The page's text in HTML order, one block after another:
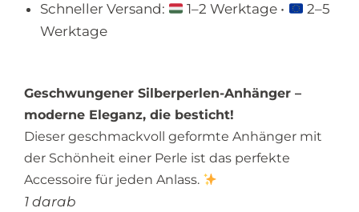
Schneller Versand:
1–2 Werktage •
2–5
Werktage
Geschwungener Silberperlen-Anhänger –
moderne Eleganz, die besticht!
Dieser geschmackvoll geformte Anhänger mit
der Schönheit einer Perle ist das perfekte
Accessoire für jeden Anlass.
1 darab